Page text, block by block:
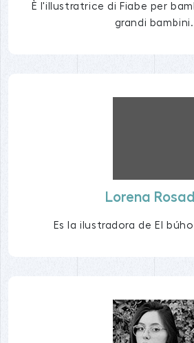
È l'illustratrice di Fiabe per
grandi bambini.
Lorena
Es la ilustradora de El